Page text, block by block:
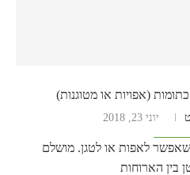
(אפויות או מטוגנות)
יוני 23, 2018
לאפות או לטגן. מושלם
בין הארוחות